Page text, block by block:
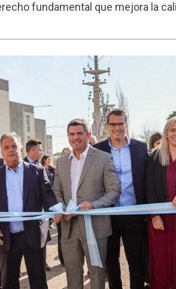
fundamental que mejora la